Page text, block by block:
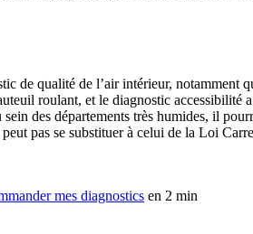
de qualité de l’air intérieur, notamment
roulant, et le diagnostic accessibilité
des départements très humides, il
pas se substituer à celui de la Loi
mes diagnostics en 2 min